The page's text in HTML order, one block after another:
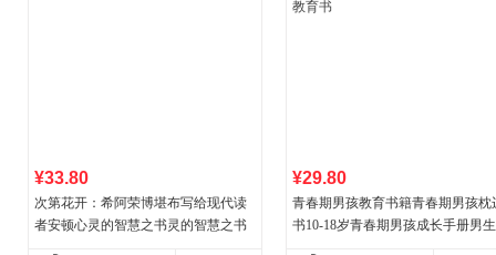
¥33.80
次第花开：希阿荣博堪布写给现代读
者安顿心灵的智慧之书灵的智慧之书
¥29.80
青春期男孩教育书籍青春期男孩枕
书10-18岁青春期男孩成长手册男